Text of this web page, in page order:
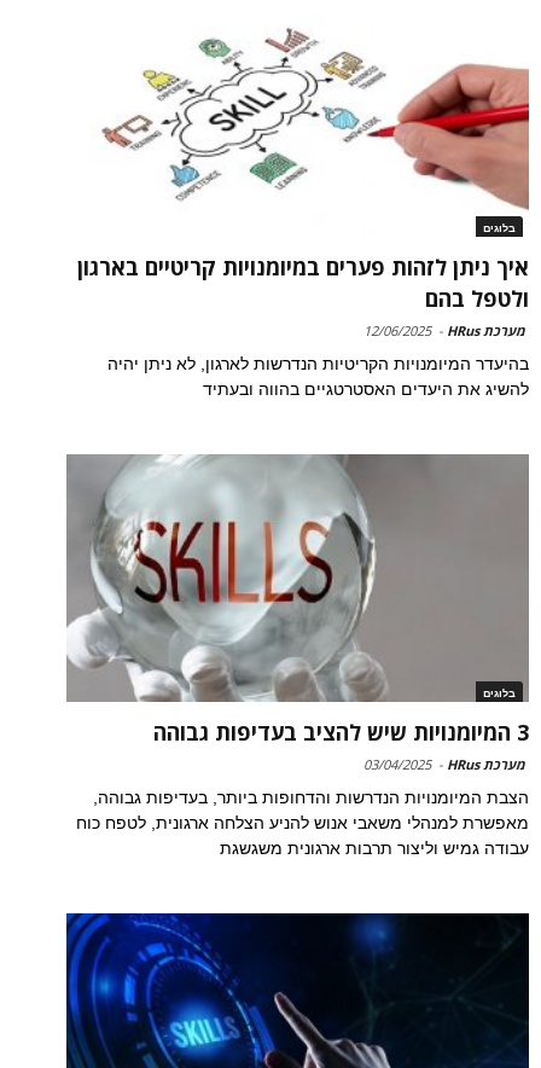
בלוגים
איך ניתן לזהות פערים במיומנויות קריטיים בארגון
ולטפל בהם
מערכת HRus -
12/06/2025
בהיעדר המיומנויות הקריטיות הנדרשות לארגון, לא ניתן יהיה
להשיג את היעדים האסטרטגיים בהווה ובעתיד
בלוגים
3 המיומנויות שיש להציב בעדיפות גבוהה
מערכת HRus -
03/04/2025
הצבת המיומנויות הנדרשות והדחופות ביותר, בעדיפות גבוהה,
מאפשרת למנהלי משאבי אנוש להניע הצלחה ארגונית, לטפח כוח
עבודה גמיש וליצור תרבות ארגונית משגשגת